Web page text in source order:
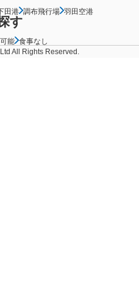
田港 調布飛行場 羽田空港
す
能 食事なし
All Rights Reserved.